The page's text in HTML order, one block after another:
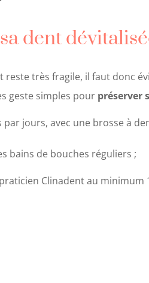
dent
très fragile, il faut donc
geste simples pour préserver
par jours, avec une brosse à
bains de bouches réguliers ;
Clinadent au